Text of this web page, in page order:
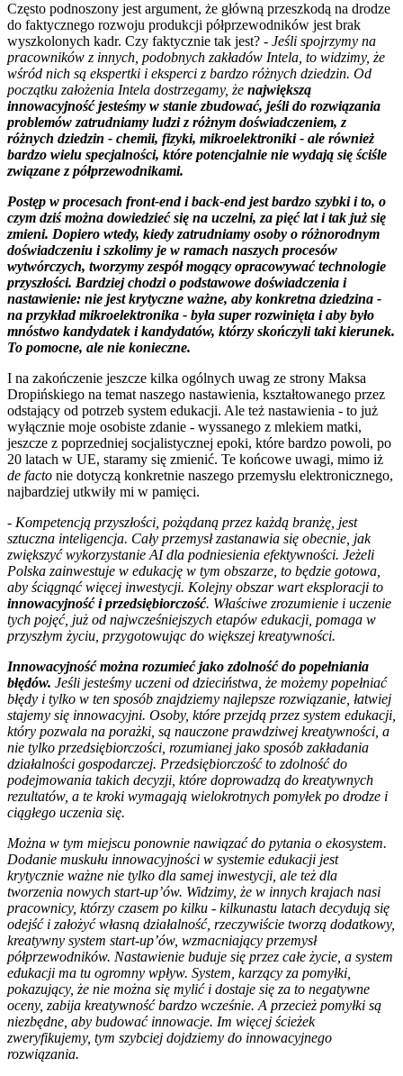
Często podnoszony jest argument, że główną przeszkodą na drodze
do faktycznego rozwoju produkcji półprzewodników jest brak
wyszkolonych kadr. Czy faktycznie tak jest? - Jeśli spojrzymy na
pracowników z innych, podobnych zakładów Intela, to widzimy, że
wśród nich są ekspertki i eksperci z bardzo różnych dziedzin. Od
początku założenia Intela dostrzegamy, że największą
innowacyjność jesteśmy w stanie zbudować, jeśli do rozwiązania
problemów zatrudniamy ludzi z różnym doświadczeniem, z
różnych dziedzin - chemii, fizyki, mikroelektroniki - ale również
bardzo wielu specjalności, które potencjalnie nie wydają się ściśle
związane z półprzewodnikami.
Postęp w procesach front-end i back-end jest bardzo szybki i to, o
czym dziś można dowiedzieć się na uczelni, za pięć lat i tak już się
zmieni. Dopiero wtedy, kiedy zatrudniamy osoby o różnorodnym
doświadczeniu i szkolimy je w ramach naszych procesów
wytwórczych, tworzymy zespół mogący opracowywać technologie
przyszłości. Bardziej chodzi o podstawowe doświadczenia i
nastawienie: nie jest krytyczne ważne, aby konkretna dziedzina -
na przykład mikroelektronika - była super rozwinięta i aby było
mnóstwo kandydatek i kandydatów, którzy skończyli taki kierunek.
To pomocne, ale nie konieczne.
I na zakończenie jeszcze kilka ogólnych uwag ze strony Maksa
Dropińskiego na temat naszego nastawienia, kształtowanego przez
odstający od potrzeb system edukacji. Ale też nastawienia - to już
wyłącznie moje osobiste zdanie - wyssanego z mlekiem matki,
jeszcze z poprzedniej socjalistycznej epoki, które bardzo powoli, po
20 latach w UE, staramy się zmienić. Te końcowe uwagi, mimo iż
de facto nie dotyczą konkretnie naszego przemysłu elektronicznego,
najbardziej utkwiły mi w pamięci.
- Kompetencją przyszłości, pożądaną przez każdą branżę, jest
sztuczna inteligencja. Cały przemysł zastanawia się obecnie, jak
zwiększyć wykorzystanie AI dla podniesienia efektywności. Jeżeli
Polska zainwestuje w edukację w tym obszarze, to będzie gotowa,
aby ściągnąć więcej inwestycji. Kolejny obszar wart eksploracji to
innowacyjność i przedsiębiorczość. Właściwe zrozumienie i uczenie
tych pojęć, już od najwcześniejszych etapów edukacji, pomaga w
przyszłym życiu, przygotowując do większej kreatywności.
Innowacyjność można rozumieć jako zdolność do popełniania
błędów. Jeśli jesteśmy uczeni od dzieciństwa, że możemy popełniać
błędy i tylko w ten sposób znajdziemy najlepsze rozwiązanie, łatwiej
stajemy się innowacyjni. Osoby, które przejdą przez system edukacji,
który pozwala na porażki, są nauczone prawdziwej kreatywności, a
nie tylko przedsiębiorczości, rozumianej jako sposób zakładania
działalności gospodarczej. Przedsiębiorczość to zdolność do
podejmowania takich decyzji, które doprowadzą do kreatywnych
rezultatów, a te kroki wymagają wielokrotnych pomyłek po drodze i
ciągłego uczenia się.
Można w tym miejscu ponownie nawiązać do pytania o ekosystem.
Dodanie muskułu innowacyjności w systemie edukacji jest
krytycznie ważne nie tylko dla samej inwestycji, ale też dla
tworzenia nowych start-up’ów. Widzimy, że w innych krajach nasi
pracownicy, którzy czasem po kilku - kilkunastu latach decydują się
odejść i założyć własną działalność, rzeczywiście tworzą dodatkowy,
kreatywny system start-up’ów, wzmacniający przemysł
półprzewodników. Nastawienie buduje się przez całe życie, a system
edukacji ma tu ogromny wpływ. System, karzący za pomyłki,
pokazujący, że nie można się mylić i dostaje się za to negatywne
oceny, zabija kreatywność bardzo wcześnie. A przecież pomyłki są
niezbędne, aby budować innowacje. Im więcej ścieżek
zweryfikujemy, tym szybciej dojdziemy do innowacyjnego
rozwiązania.